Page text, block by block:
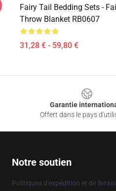
Fairy Tail Bedding Sets -
Throw Blanket RB0607
31,28 € - 59,80 €
Garantie
Offert dans le pays
Notre soutien
Politiques d'expédition et de